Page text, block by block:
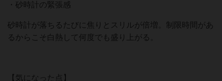
・砂時計の緊張感
砂時計が落ちるたびに焦りとスリルが倍増。制限時間があ
るからこそ白熱して何度でも盛り上がる。
【気になった点】